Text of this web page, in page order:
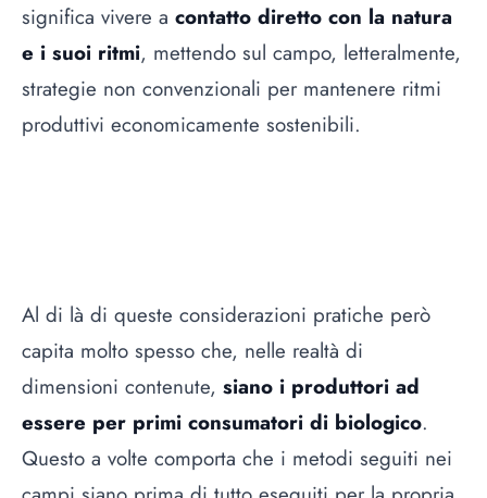
significa vivere a contatto diretto con la natura
e i suoi ritmi, mettendo sul campo, letteralmente,
strategie non convenzionali per mantenere ritmi
produttivi economicamente sostenibili.
Al di là di queste considerazioni pratiche però
capita molto spesso che, nelle realtà di
dimensioni contenute, siano i produttori ad
essere per primi consumatori di biologico.
Questo a volte comporta che i metodi seguiti nei